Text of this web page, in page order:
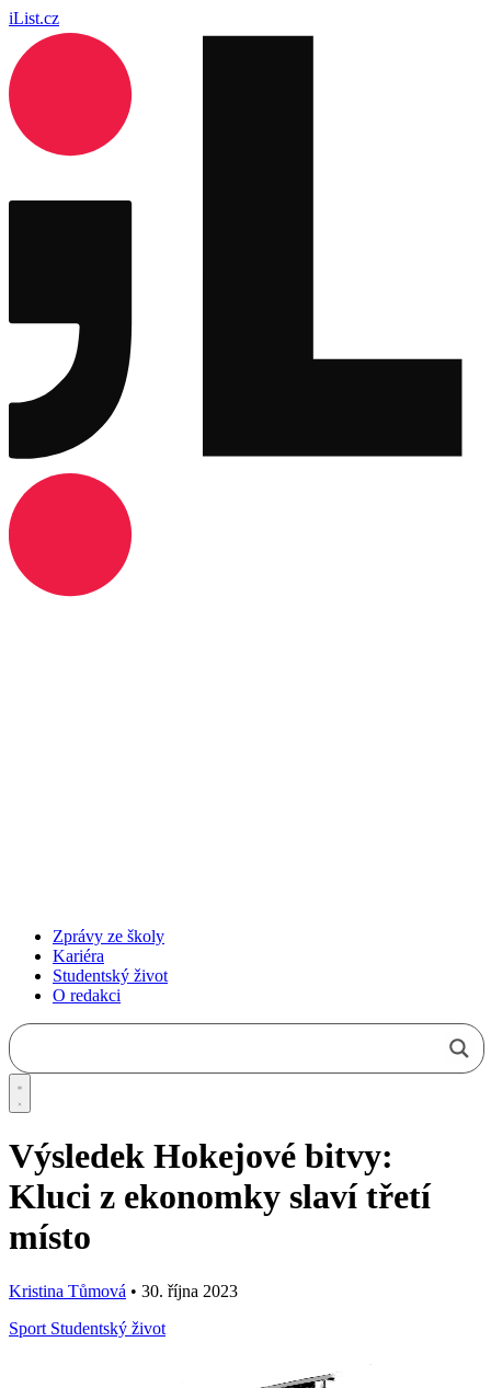
iList.cz
Zprávy ze školy
Kariéra
Studentský život
O redakci
Výsledek Hokejové bitvy:
Kluci z ekonomky slaví třetí
místo
Kristina Tůmová • 30. října 2023
Sport Studentský život